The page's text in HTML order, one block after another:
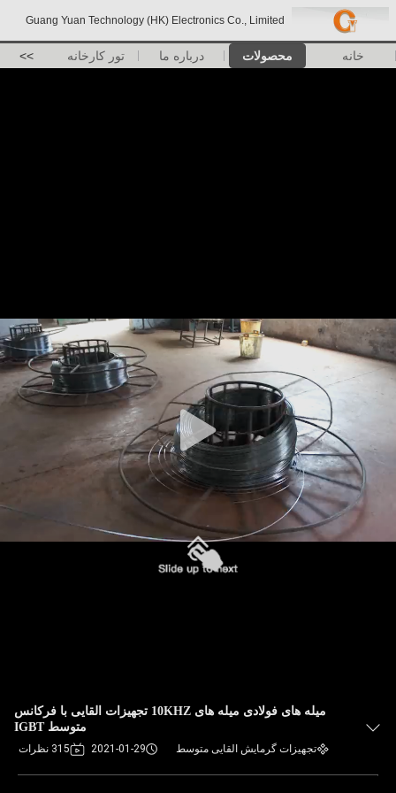
Guang Yuan Technology (HK) Electronics Co., Limited
خانه محصولات درباره ما تور کارخانه >>
میله های فولادی میله های 10KHZ تجهیزات القایی با فرکانس
متوسط ​​IGBT
تجهیزات گرمایش القایی متوسط 2021-01-29 315 نظرات